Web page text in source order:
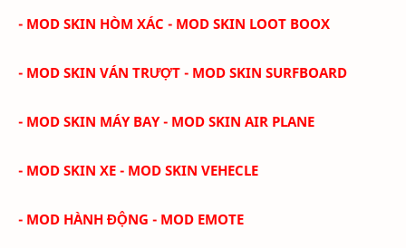
- MOD SKIN HÒM XÁC - MOD SKIN LOOT BOOX
- MOD SKIN VÁN TRƯỢT - MOD SKIN SURFBOARD
- MOD SKIN MÁY BAY - MOD SKIN AIR PLANE
- MOD SKIN XE - MOD SKIN VEHECLE
- MOD HÀNH ĐỘNG - MOD EMOTE